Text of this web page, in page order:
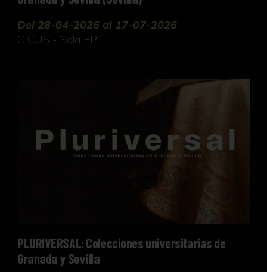
Del 28-04-2026 al 17-07-2026
CICUS - Sala EP1
PLURIVERSAL: Colecciones universitarias de
PLURIVERSAL: Colecciones universitarias de
Granada y Sevilla